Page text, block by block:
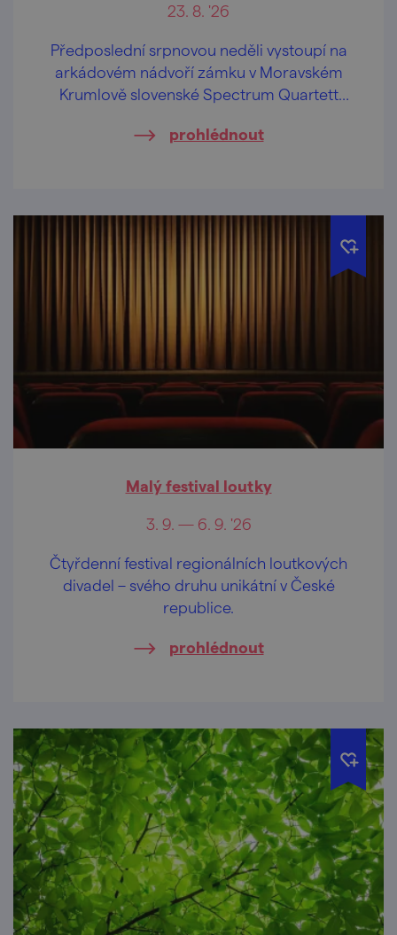
23. 8. '26
Předposlední srpnovou neděli vystoupí na
arkádovém nádvoří zámku v Moravském
Krumlově slovenské Spectrum Quartett
prohlédnout
Malý festival loutky
3. 9. — 6. 9. '26
Čtyřdenní festival regionálních loutkových
divadel – svého druhu unikátní v České
republice.
prohlédnout